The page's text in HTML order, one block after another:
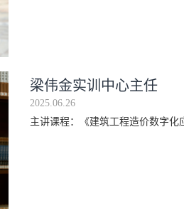
梁伟金实训中心主任
2025.06.26
主讲课程：《建筑工程造价数字化